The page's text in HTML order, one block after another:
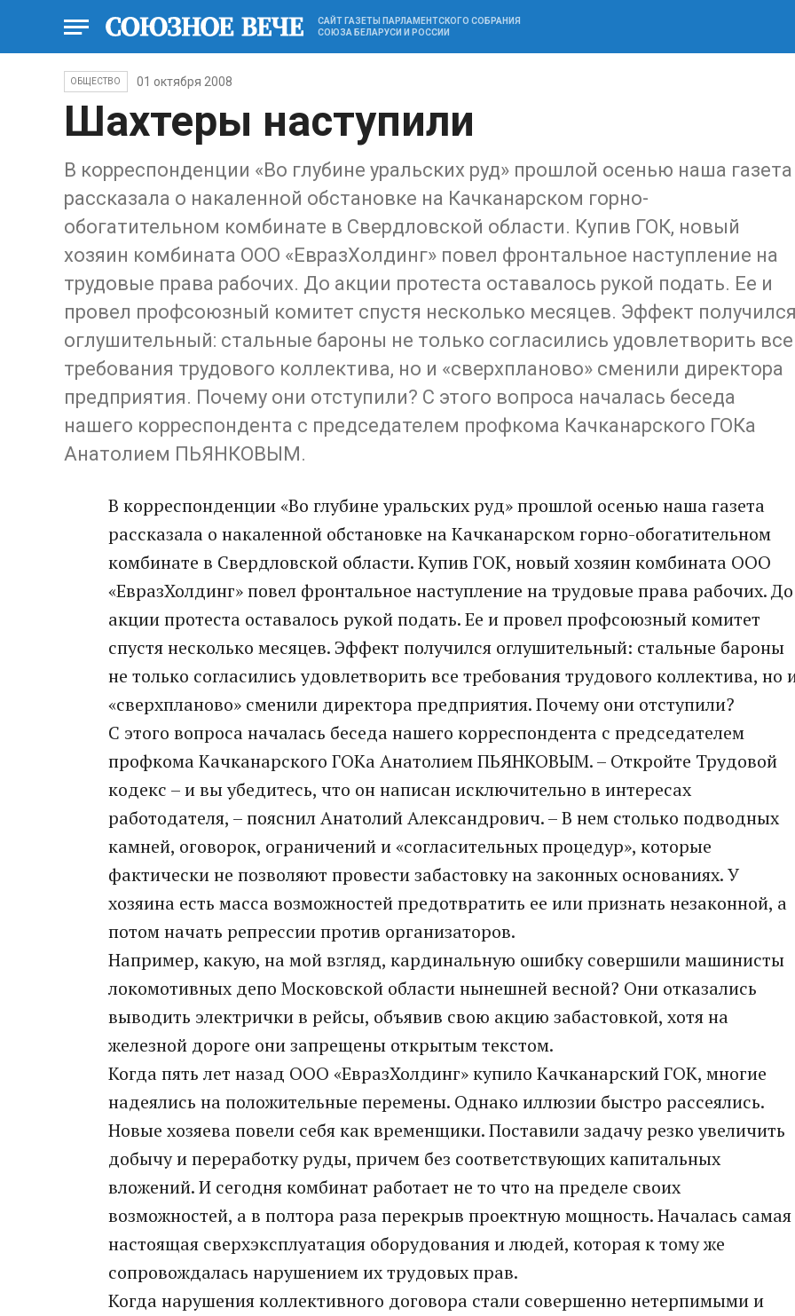
САЙТ ГАЗЕТЫ ПАРЛАМЕНТСКОГО СОБРАНИЯ
СОЮЗА БЕЛАРУСИ И РОССИИ
ОБЩЕСТВО 01 октября 2008
Шахтеры наступили
В корреспонденции «Во глубине уральских руд» прошлой осенью наша газета
рассказала о накаленной обстановке на Качканарском горно-
обогатительном комбинате в Свердловской области. Купив ГОК, новый
хозяин комбината ООО «ЕвразХолдинг» повел фронтальное наступление на
трудовые права рабочих. До акции протеста оставалось рукой подать. Ее и
провел профсоюзный комитет спустя несколько месяцев. Эффект получился
оглушительный: стальные бароны не только согласились удовлетворить все
требования трудового коллектива, но и «сверхпланово» сменили директора
предприятия. Почему они отступили? С этого вопроса началась беседа
нашего корреспондента с председателем профкома Качканарского ГОКа
Анатолием ПЬЯНКОВЫМ.
В корреспонденции «Во глубине уральских руд» прошлой осенью наша газета
рассказала о накаленной обстановке на Качканарском горно-обогатительном
комбинате в Свердловской области. Купив ГОК, новый хозяин комбината ООО
«ЕвразХолдинг» повел фронтальное наступление на трудовые права рабочих. До
акции протеста оставалось рукой подать. Ее и провел профсоюзный комитет
спустя несколько месяцев. Эффект получился оглушительный: стальные бароны
не только согласились удовлетворить все требования трудового коллектива, но
«сверхпланово» сменили директора предприятия. Почему они отступили?
С этого вопроса началась беседа нашего корреспондента с председателем
профкома Качканарского ГОКа Анатолием ПЬЯНКОВЫМ. – Откройте Трудовой
кодекс – и вы убедитесь, что он написан исключительно в интересах
работодателя, – пояснил Анатолий Александрович. – В нем столько подводных
камней, оговорок, ограничений и «согласительных процедур», которые
фактически не позволяют провести забастовку на законных основаниях. У
хозяина есть масса возможностей предотвратить ее или признать незаконной, а
потом начать репрессии против организаторов.
Например, какую, на мой взгляд, кардинальную ошибку совершили машинисты
локомотивных депо Московской области нынешней весной? Они отказались
выводить электрички в рейсы, объявив свою акцию забастовкой, хотя на
железной дороге они запрещены открытым текстом.
Когда пять лет назад ООО «ЕвразХолдинг» купило Качканарский ГОК, многие
надеялись на положительные перемены. Однако иллюзии быстро рассеялись.
Новые хозяева повели себя как временщики. Поставили задачу резко увеличить
добычу и переработку руды, причем без соответствующих капитальных
вложений. И сегодня комбинат работает не то что на пределе своих
возможностей, а в полтора раза перекрыв проектную мощность. Началась самая
настоящая сверхэксплуатация оборудования и людей, которая к тому же
сопровождалась нарушением их трудовых прав.
Когда нарушения коллективного договора стали совершенно нетерпимыми и